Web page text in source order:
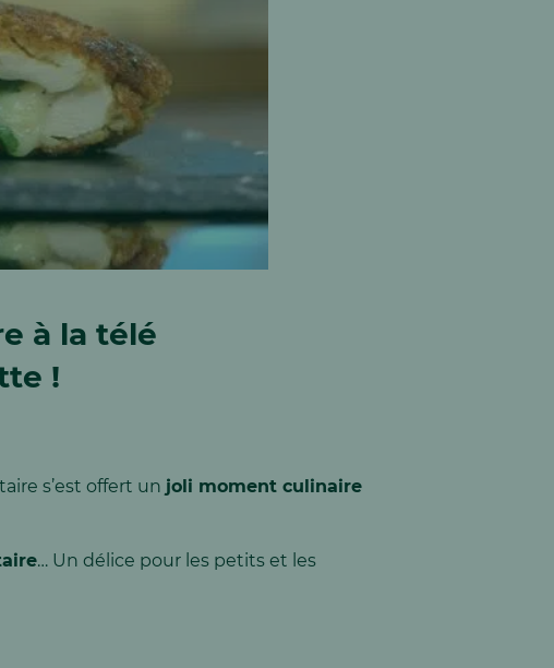
à la télé
!
s’est offert un joli moment culinaire
… Un délice pour les petits et les